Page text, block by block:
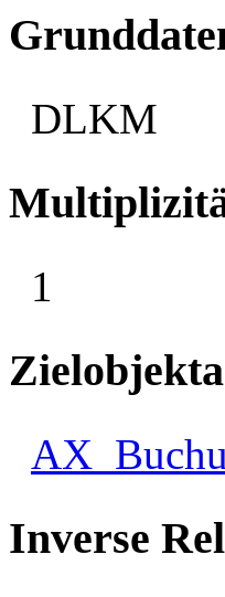
DLKM
1
Inverse